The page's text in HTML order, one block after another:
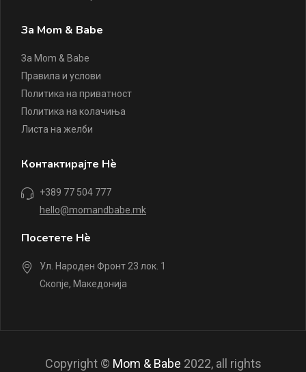
За Mom & Babe
За Mom & Babe
Правила и услови
Политика на приватност
Политика на колачиња
Листа на желби
Контактирајте Нè
+389 77 504 777
hello@momandbabe.mk
Посетете Нè
Ул. Народен Фронт 23 лок. 1
Скопје, Македонија
Copyright © Mom & Babe 2022, all rights